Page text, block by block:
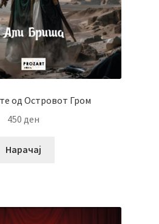
од Островот Гром
450 ден
Нарачај